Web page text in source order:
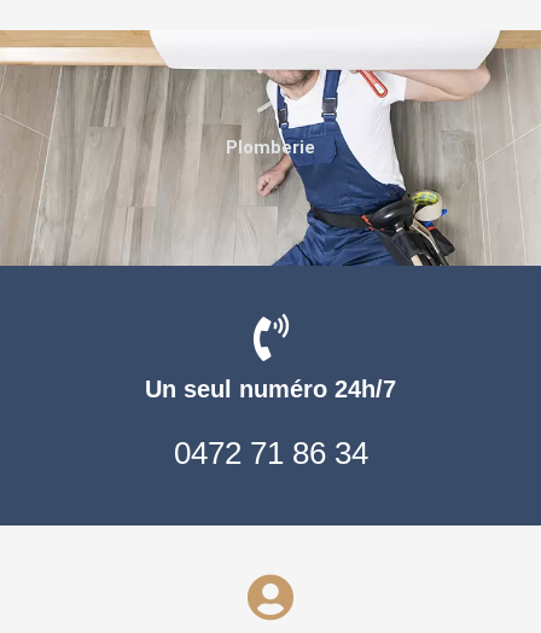
Un seul numéro 24h/7
0472 71 86 34
Plomberie